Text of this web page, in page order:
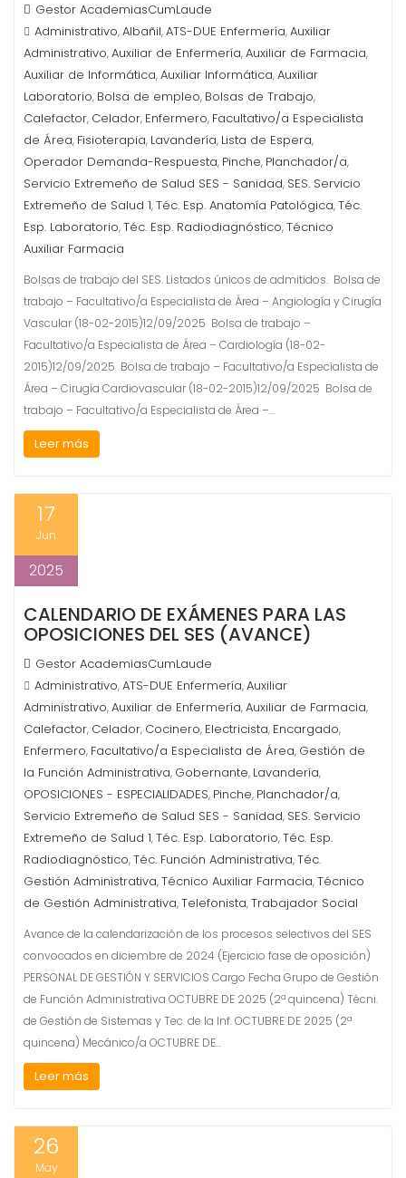
Gestor AcademiasCumLaude
Administrativo,Albañil,ATS-DUE Enfermería,Auxiliar
Administrativo,Auxiliar de Enfermería,Auxiliar de Farmacia,
Auxiliar de Informática,Auxiliar Informática,Auxiliar
Laboratorio, Bolsa de empleo, Bolsas de Trabajo,
Calefactor, Celador, Enfermero, Facultativo/a Especialista
de Área, Fisioterapia, Lavandería, Lista de Espera,
Operador Demanda-Respuesta, Pinche, Planchador/a,
Servicio Extremeño de Salud SES - Sanidad, SES. Servicio
Extremeño de Salud 1,Téc. Esp. Anatomía Patológica,Téc.
Esp. Laboratorio,Téc. Esp. Radiodiagnóstico,Técnico
Auxiliar Farmacia
Bolsas de trabajo del SES. Listados únicos de admitidos. Bolsa de
trabajo – Facultativo/a Especialista de Área – Angiología y Cirugía
Vascular (18-02-2015)12/09/2025 Bolsa de trabajo –
Facultativo/a Especialista de Área – Cardiología (18-02-
2015)12/09/2025 Bolsa de trabajo – Facultativo/a Especialista de
Área – Cirugía Cardiovascular (18-02-2015)12/09/2025 Bolsa de
trabajo – Facultativo/a Especialista de Área –…
Leer más
17
Jun
2025
CALENDARIO DE EXÁMENES PARA LAS
OPOSICIONES DEL SES (AVANCE)
Gestor AcademiasCumLaude
Administrativo,ATS-DUE Enfermería,Auxiliar
Administrativo,Auxiliar de Enfermería,Auxiliar de Farmacia,
Calefactor, Celador, Cocinero, Electricista, Encargado,
Enfermero, Facultativo/a Especialista de Área, Gestión de
la Función Administrativa, Gobernante, Lavandería,
OPOSICIONES - ESPECIALIDADES, Pinche, Planchador/a,
Servicio Extremeño de Salud SES - Sanidad, SES. Servicio
Extremeño de Salud 1,Téc. Esp. Laboratorio,Téc. Esp.
Radiodiagnóstico,Téc. Función Administrativa,Téc.
Gestión Administrativa,Técnico Auxiliar Farmacia,Técnico
de Gestión Administrativa,Telefonista,Trabajador Social
Avance de la calendarización de los procesos selectivos del SES
convocados en diciembre de 2024 (Ejercicio fase de oposición)
PERSONAL DE GESTIÓN Y SERVICIOS Cargo Fecha Grupo de Gestión
de Función Administrativa OCTUBRE DE 2025 (2ª quincena) Técni.
de Gestión de Sistemas y Tec. de la Inf. OCTUBRE DE 2025 (2ª
quincena) Mecánico/a OCTUBRE DE…
Leer más
26
May